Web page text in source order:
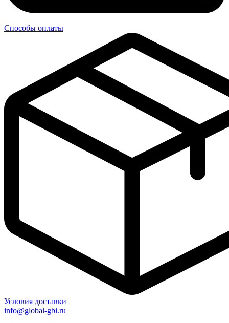
Способы оплаты
Условия доставки
info@global-gbi.ru